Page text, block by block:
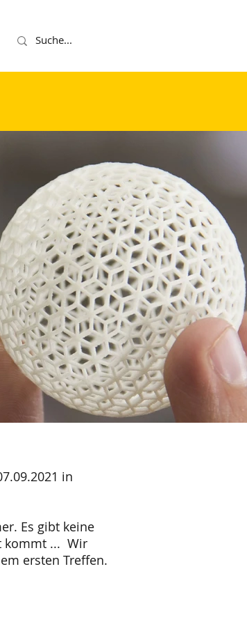
in
Es gibt keine
kommt ... Wir
ersten Treffen.